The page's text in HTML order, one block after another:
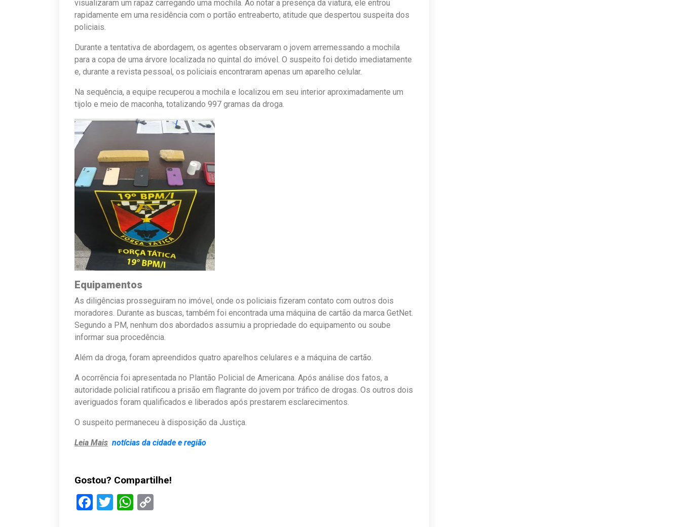
visualizaram um rapaz carregando uma mochila. Ao notar a presença da viatura, ele entrou
rapidamente em uma residência com o portão entreaberto, atitude que despertou suspeita dos
policiais.
Durante a tentativa de abordagem, os agentes observaram o jovem arremessando a mochila
para a copa de uma árvore localizada no quintal do imóvel. O suspeito foi detido imediatamente
e, durante a revista pessoal, os policiais encontraram apenas um aparelho celular.
Na sequência, a equipe recuperou a mochila e localizou em seu interior aproximadamente um
tijolo e meio de maconha, totalizando 997 gramas da droga.
Equipamentos
As diligências prosseguiram no imóvel, onde os policiais fizeram contato com outros dois
moradores. Durante as buscas, também foi encontrada uma máquina de cartão da marca GetNet.
Segundo a PM, nenhum dos abordados assumiu a propriedade do equipamento ou soube
informar sua procedência.
Além da droga, foram apreendidos quatro aparelhos celulares e a máquina de cartão.
A ocorrência foi apresentada no Plantão Policial de Americana. Após análise dos fatos, a
autoridade policial ratificou a prisão em flagrante do jovem por tráfico de drogas. Os outros dois
averiguados foram qualificados e liberados após prestarem esclarecimentos.
O suspeito permaneceu à disposição da Justiça.
Leia Mais notícias da cidade e região
Gostou? Compartilhe!
Facebook
TwitterWhatsApp